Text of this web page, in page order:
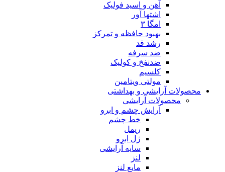
آهن و اسید فولیک
اشتها آور
امگا ۳
بهبود حافظه و تمرکز
رشد قد
ضد سرفه
ضدنفخ و کولیک
کلسیم
مولتی ویتامین
محصولات آرایشی و بهداشتی
محصولات آرایشی
آرایش چشم و ابرو
خط چشم
ریمل
ژل ابرو
سایه آرایشی
لنز
مایع لنز